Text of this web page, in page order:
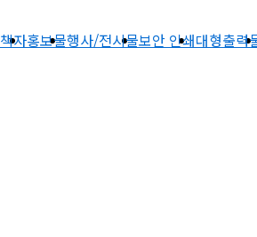
책자홍보물행사/전시물보안 인쇄대형출력